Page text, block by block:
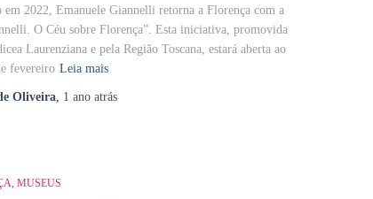
em 2022, Emanuele Giannelli retorna a Florença com a
O Céu sobre Florença”. Esta iniciativa, promovida
Laurenziana e pela Região Toscana, estará aberta ao
fevereiro Leia mais
Oliveira, 1 ano atrás
MUSEUS